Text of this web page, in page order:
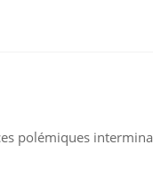
polémiques